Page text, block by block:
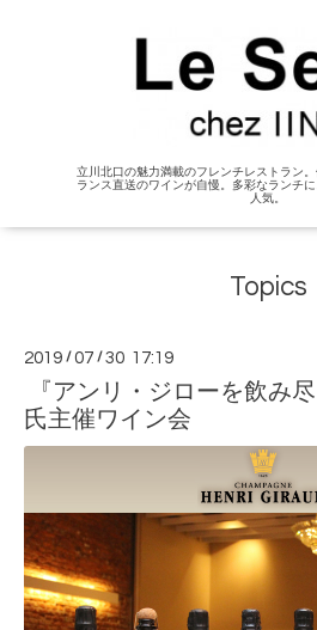
立川北口の魅力満載のフレンチレストラン
ランス直送のワインが自慢。多彩なランチ
人気。
Topics
2019 /07 /30 17:19
『アンリ・ジローを飲み
氏主催ワイン会